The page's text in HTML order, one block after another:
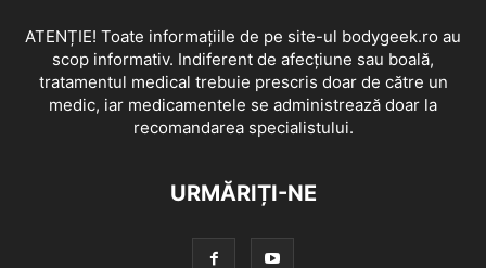
ATENȚIE! Toate informațiile de pe site-ul bodygeek.ro au
scop informativ. Indiferent de afecțiune sau boală,
tratamentul medical trebuie prescris doar de către un
medic, iar medicamentele se administrează doar la
recomandarea specialistului.
URMĂRIȚI-NE